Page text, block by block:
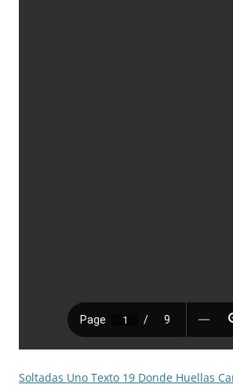
Soltadas Uno Texto 19 Donde Huellas